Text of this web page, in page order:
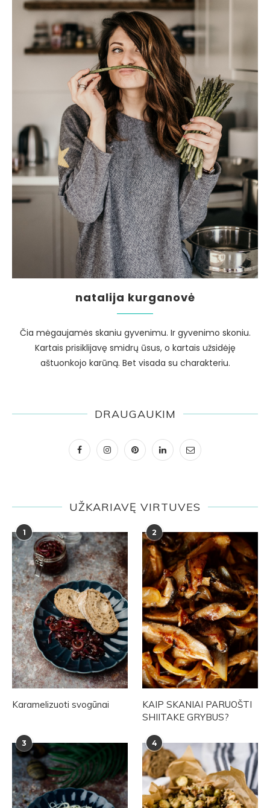
natalija kurganovė
Čia mėgaujamės skaniu gyvenimu. Ir gyvenimo skoniu.
Kartais prisiklijavę smidrų ūsus, o kartais užsidėję
aštuonkojo karūną. Bet visada su charakteriu.
DRAUGAUKIM
UŽKARIAVĘ VIRTUVES
1
Karamelizuoti svogūnai
2
KAIP SKANIAI PARUOŠTI
SHIITAKE GRYBUS?
3 4